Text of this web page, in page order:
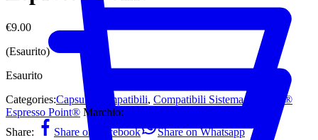
€9.00
(Esaurito)
Esaurito
Categories:Capsule Compatibili, Compatibili Sistema Lavazza®
Espresso Point® Marchio:
Share:
Share on Facebook
Share on Whatsapp